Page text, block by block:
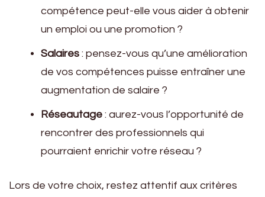
compétence peut-elle vous aider à obtenir
un emploi ou une promotion ?
Salaires : pensez-vous qu’une amélioration
de vos compétences puisse entraîner une
augmentation de salaire ?
Réseautage : aurez-vous l’opportunité de
rencontrer des professionnels qui
pourraient enrichir votre réseau ?
Lors de votre choix, restez attentif aux critères